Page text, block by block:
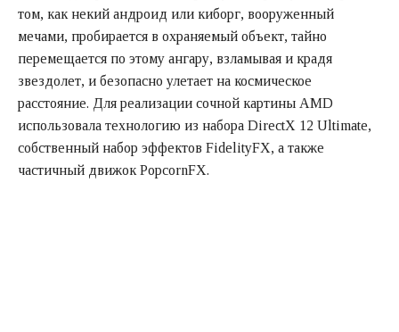
том, как некий андроид или киборг, вооруженный
мечами, пробирается в охраняемый объект, тайно
перемещается по этому ангару, взламывая и крадя
звездолет, и безопасно улетает на космическое
расстояние. Для реализации сочной картины AMD
использовала технологию из набора DirectX 12 Ultimate,
собственный набор эффектов FidelityFX, а также
частичный движок PopcornFX.